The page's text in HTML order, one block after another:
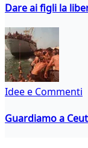
Dare ai figli la
Idee e Commenti
Guardiamo a